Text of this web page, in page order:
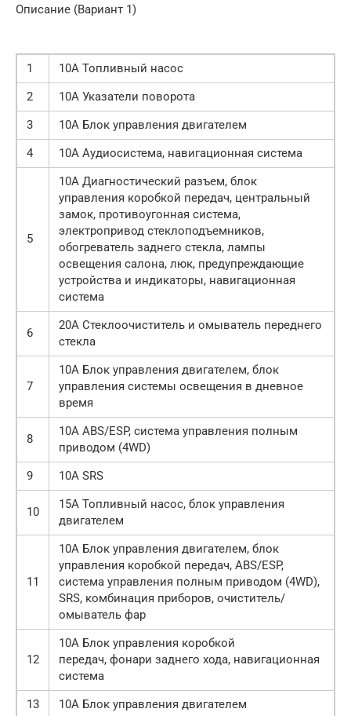
Описание (Вариант 1)
1
10А Топливный насос
2
10А Указатели поворота
3
10А Блок управления двигателем
4
10А Аудиосистема, навигационная система
5
10А Диагностический разъем, блок
управления коробкой передач, центральный
замок, противоугонная система,
электропривод стеклоподъемников,
обогреватель заднего стекла, лампы
освещения салона, люк, предупреждающие
устройства и индикаторы, навигационная
система
6
20А Стеклоочиститель и омыватель переднего
стекла
7
10А Блок управления двигателем, блок
управления системы освещения в дневное
время
8
10А ABS/ESP, система управления полным
приводом (4WD)
9
10А SRS
10
15А Топливный насос, блок управления
двигателем
11
10А Блок управления двигателем, блок
управления коробкой передач, ABS/ESP,
система управления полным приводом (4WD),
SRS, комбинация приборов, очиститель/
омыватель фар
12
10А Блок управления коробкой
передач, фонари заднего хода, навигационная
система
13
10А Блок управления двигателем